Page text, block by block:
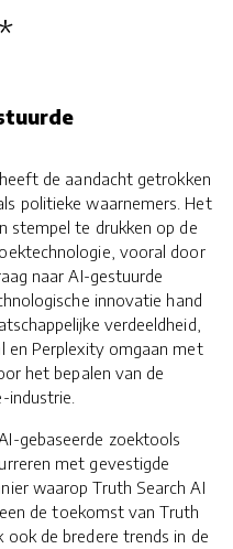
de aandacht getrokken
politieke waarnemers. Het
stempel te drukken op de
vooral door
naar AI-gestuurde
innovatie hand
verdeeldheid,
en Perplexity omgaan met
het bepalen van de
gebaseerde zoektools
met gevestigde
waarop Truth Search AI
de toekomst van Truth
ook de bredere trends in de